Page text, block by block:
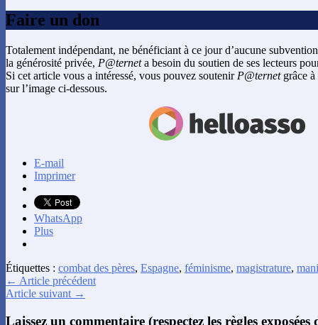
Faire un don
Totalement indépendant, ne bénéficiant à ce jour d’aucune
la générosité privée, P@terneta besoin du soutien de ses lecteurs
Si cet article vous a intéressé, vous pouvez soutenir P@ternetgrâce à
sur l’image ci-dessous.
E-mail
Imprimer
WhatsApp
Plus
Étiquettes : combat des pères, Espagne, féminisme, magistrature,
← Article précédent
Article suivant →
Laissez un commentaire (respectez les règles